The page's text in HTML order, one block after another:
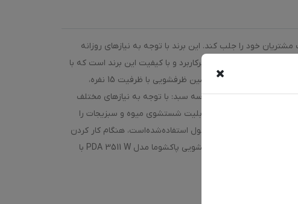
خود را جلب کند. این برند با توجه به نیازهای روزانه
خانوارها، محصولاتی را طراحی و تولید می‌کند که باعث افزایش راحتی و کیفیت زندگی می‌شود. ماشین ظرفشویی پاکشوما مدل PDA 3511 W یکی از محصولات پرکاربرد و با کیفیت این برند است که با
ویژگی‌های متنوع و منحصر به فرد خود، به یکی از گزینه‌های مناسب برای خانوارها تبدیل‌ شده‌است. از ویژگی‌های این محصول می‌توان به ظرفیت بالا: این ماشین ظرفشویی با ظرفیت 15 نفره،
را تمیز کنید. دارای سه سبد: با توجه به نیازهای مختلف
شستشوی ظروف، قابلیت شستشوی میوه و سبزیجات را
که در این محصول استفاده‌شده‌است، هنگام کار کردن
صدای کمی تولید می‌کند و همچنین مصرف انرژی کمی دارد که باعث صرفه‌جویی در هزینه‌های انرژی می‌شود، اشاره کرد. در کل، می‌توان گفت که ماشین ظرفشویی پاکشوما مدل PDA 3511 W با
هستند.